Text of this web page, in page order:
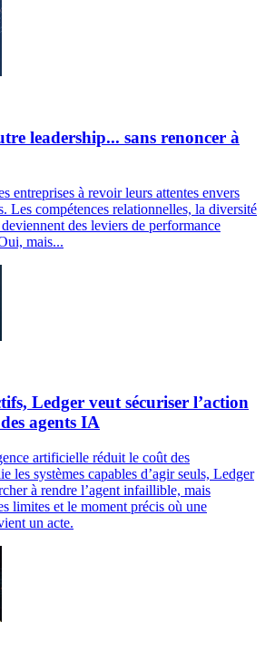
leadership... sans renoncer à
entreprises à revoir leurs attentes envers
Les compétences relationnelles, la diversité
des leviers de performance
mais...
Ledger veut sécuriser l’action
agents IA
artificielle réduit le coût des
les systèmes capables d’agir seuls, Ledger
à rendre l’agent infaillible, mais
limites et le moment précis où une
un acte.